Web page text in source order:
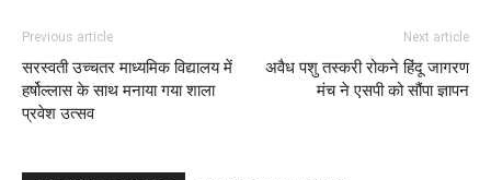
Previous article
सरस्वती उच्चतर माध्यमिक विद्यालय में
हर्षोल्लास के साथ मनाया गया शाला
प्रवेश उत्सव
Next article
अवैध पशु तस्करी रोकने हिंदू जागरण
मंच ने एसपी को सौंपा ज्ञापन